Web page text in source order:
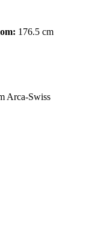
176.5 cm
Arca-Swiss